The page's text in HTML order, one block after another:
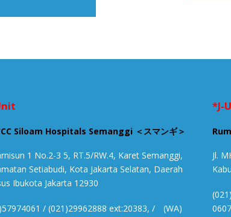
Siloam Hospitals Semanggi ＜スマンギ＞
1 No.2-3 5, RT.5/RW.4, Karet Semanggi,
Setiabudi, Kota Jakarta Selatan, Daerah
Ibukota Jakarta 12930
/ (021)29962888 ext:20383, / (WA)
*J-
Jl.